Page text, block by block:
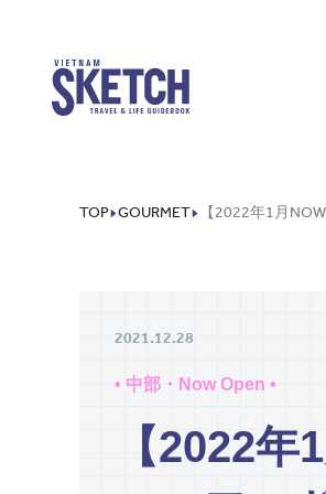
TOP GOURMET
2021.12.28
• 中部・Now Open •
【2022